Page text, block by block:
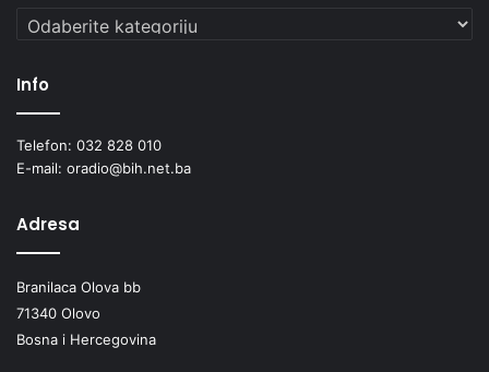
Kategorije
Info
Telefon: 032 828 010
E-mail: oradio@bih.net.ba
Adresa
Branilaca Olova bb
71340 Olovo
Bosna i Hercegovina